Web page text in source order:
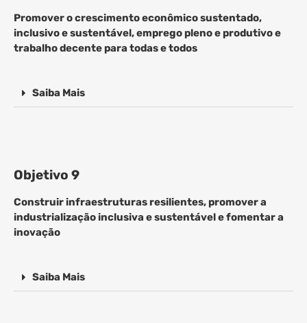
Promover o crescimento econômico sustentado,
inclusivo e sustentável, emprego pleno e produtivo e
trabalho decente para todas e todos
Saiba Mais
Objetivo 9
Construir infraestruturas resilientes, promover a
industrialização inclusiva e sustentável e fomentar a
inovação
Saiba Mais